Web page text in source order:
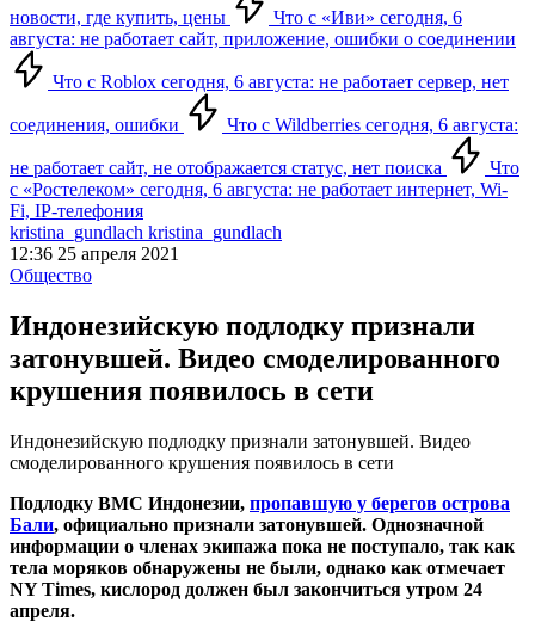
новости, где купить, цены
Что с «Иви» сегодня, 6
августа: не работает сайт, приложение, ошибки о соединении
Что с Roblox сегодня, 6 августа: не работает сервер, нет
соединения, ошибки Что с Wildberries сегодня, 6 августа:
не работает сайт, не отображается статус, нет поиска
Что
с «Ростелеком» сегодня, 6 августа: не работает интернет, Wi-
Fi, IP-телефония
kristina_gundlach kristina_gundlach
12:36 25 апреля 2021
Общество
Индонезийскую подлодку признали
затонувшей. Видео смоделированного
крушения появилось в сети
Индонезийскую подлодку признали затонувшей. Видео
смоделированного крушения появилось в сети
Подлодку ВМС Индонезии, пропавшую у берегов острова
Бали, официально признали затонувшей. Однозначной
информации о членах экипажа пока не поступало, так как
тела моряков обнаружены не были, однако как отмечает
NY Times, кислород должен был закончиться утром 24
апреля.